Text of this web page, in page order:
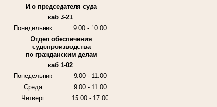
И.о председателя суда
каб 3-21
Понедельник
9:00 - 10:00
Отдел обеспечения
судопроизводства
по гражданским делам
каб 1-02
Понедельник
9:00 - 11:00
Среда
9:00 - 11:00
Четверг
15:00 - 17:00